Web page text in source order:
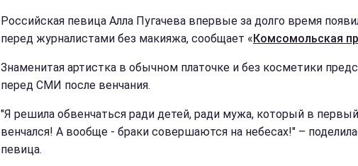
Российская певица Алла Пугачева впервые за долго время
перед журналистами без макияжа, сообщает «Комсомольская
Знаменитая артистка в обычном платочке и без косметики
перед СМИ после венчания.
"Я решила обвенчаться ради детей, ради мужа, который в
венчался! А вообще - браки совершаются на небесах!" –
певица.